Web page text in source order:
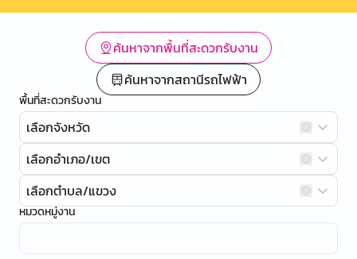
ค้นหาจากพื้นที่สะดวกรับงาน
ค้นหาจากสถานีรถไฟฟ้า
พื้นที่สะดวกรับงาน
เลือกจังหวัด
เลือกอำเภอ/เขต
เลือกตำบล/แขวง
หมวดหมู่งาน